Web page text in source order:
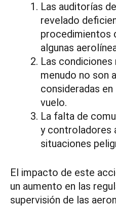
Las auditorías
revelado
procedimientos
algunas
Las
menudo no son
consideradas
vuelo.
La falta de
y controladores
situaciones
El impacto de este
un aumento en las
supervisión de las